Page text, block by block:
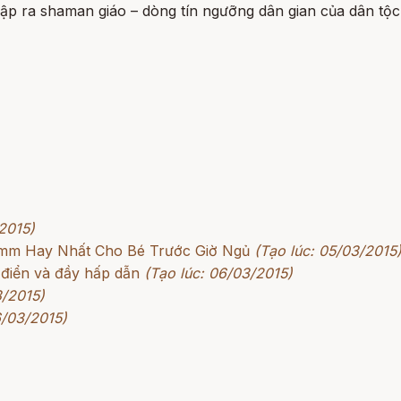
ra shaman giáo – dòng tín ngưỡng dân gian của dân
Hay Nhất Cho Bé Trước Giờ Ngủ (Tạo lúc: 05/03/2015)
và đầy hấp dẫn (Tạo lúc: 06/03/2015)
2015)
03/2015)